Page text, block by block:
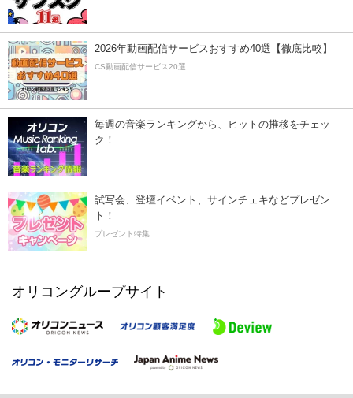
2026年動画配信サービスおすすめ40選【徹底比較】
CS動画配信サービス20選
毎週の音楽ランキングから、ヒットの推移をチェッ
ク！
試写会、登壇イベント、サインチェキなどプレゼン
ト！
プレゼント特集
オリコングループサイト